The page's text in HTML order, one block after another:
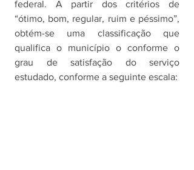
federal. A partir dos critérios de
“ótimo, bom, regular, ruim e péssimo”,
obtém-se uma classificação que
qualifica o município o conforme o
grau de satisfação do serviço
estudado, conforme a seguinte escala: